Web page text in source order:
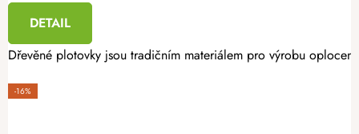
DETAIL
Dřevěné plotovky jsou tradičním materiálem pro výrobu
-16%